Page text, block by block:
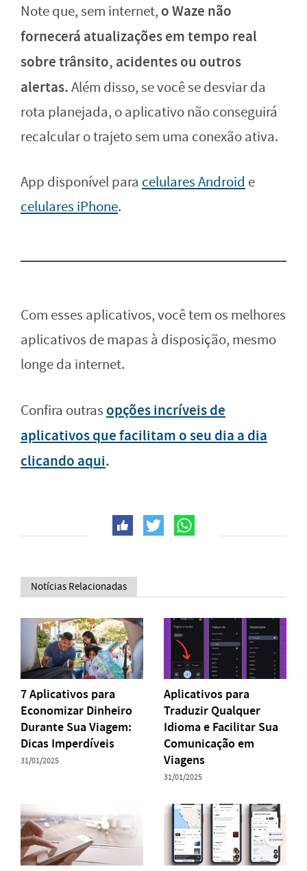
Note que, sem internet, o Waze não
fornecerá atualizações em tempo real
sobre trânsito, acidentes ou outros
alertas.Além disso, se você se desviar da
rota planejada, o aplicativo não conseguirá
recalcular o trajeto sem uma conexão ativa.
App disponível para celulares Android e
celulares iPhone.
Com esses aplicativos, você tem os melhores
aplicativos de mapas à disposição, mesmo
longe da internet.
Confira outrasopções incríveis de
aplicativos que facilitam o seu dia a dia
clicando aqui.
Notícias Relacionadas
7 Aplicativos para
Economizar Dinheiro
Durante Sua Viagem:
Dicas Imperdíveis
31/01/2025
Aplicativos para
Traduzir Qualquer
Idioma e Facilitar Sua
Comunicação em
Viagens
31/01/2025